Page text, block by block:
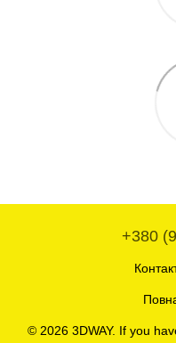
+380
© 2026 3DWAY. If you